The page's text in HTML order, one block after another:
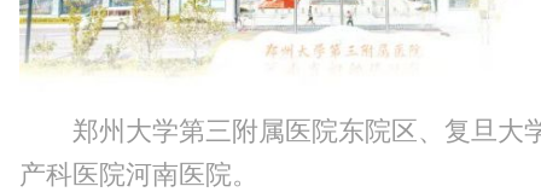
郑州大学第三附属医院东院区、复旦大
产科医院河南医院。